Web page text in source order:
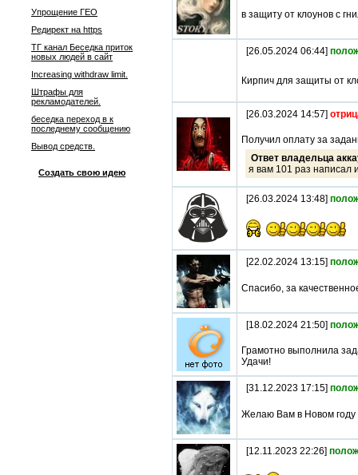
Упрощение ГЕО
Редирект на https
ТГ канал Беседка приток
новых людей в сайт
Increasing withdraw limit.
Штрафы для
рекламодателей.
беседка переход в к
последнему сообщению
Вывод средств.
Создать свою идею
в защиту от клоунов с
[26.05.2024 06:44]
Кирпич для защиты от
[26.03.2024 14:57]
Получил оплату за
Ответ владельца
я вам 101 раз написал
[26.03.2024 13:48]
[22.02.2024 13:15]
Спасибо, за
[18.02.2024 21:50]
Грамотно выполнила
Удачи!
[31.12.2023 17:15]
Желаю Вам в Новом году
[12.11.2023 22:26]